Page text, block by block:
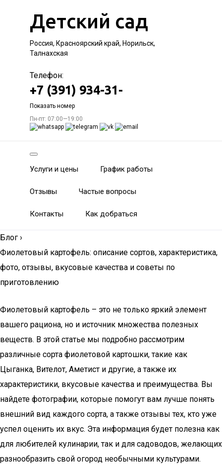
Детский сад
Россия, Красноярский край, Норильск,
Талнахская
Телефон:
+7 (391) 934-31-
Показать номер
Пн-пт: 07:00—19:00
Услуги и цены График работы
Отзывы Частые вопросы
Контакты Как добраться
Блог ›
Фиолетовый картофель: описание сортов, характеристика,
фото, отзывы, вкусовые качества и советы по
приготовлению
Фиолетовый картофель – это не только яркий элемент
вашего рациона, но и источник множества полезных
веществ. В этой статье мы подробно рассмотрим
различные сорта фиолетовой картошки, такие как
Цыганка, Вителот, Аметист и другие, а также их
характеристики, вкусовые качества и преимущества. Вы
найдете фотографии, которые помогут вам лучше понять
внешний вид каждого сорта, а также отзывы тех, кто уже
успел оценить их вкус. Эта информация будет полезна как
для любителей кулинарии, так и для садоводов, желающих
разнообразить свой огород необычными культурами.